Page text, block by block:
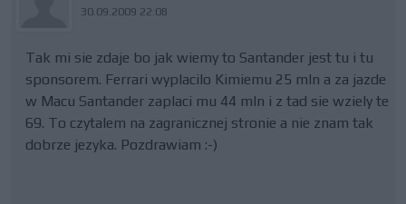
30.09.2009 22:08
Tak mi sie zdaje bo jak wiemy to Santander jest tu i tu
sponsorem. Ferrari wyplacilo Kimiemu 25 mln a za jazde
w Macu Santander zaplaci mu 44 mln i z tad sie wziely te
69. To czytalem na zagranicznej stronie a nie znam tak
dobrze jezyka. Pozdrawiam :-)